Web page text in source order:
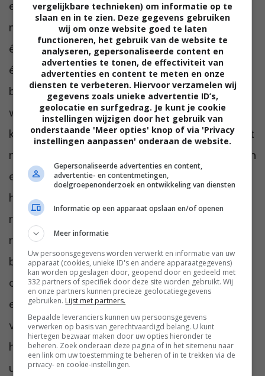
een veilig wachtwoord? Het wachtwoord
moet bestaan uit cijfers, letters en minimaal
één leesteken. Daarnaast moet het minimaal
één hoofdletter en één kleine letter
bevatten. Verder is het aan te raden dat het
wachtwoord tussen de acht en twintig
karakters lang is. Ook is het belangrijk dat het
niet eenvoudig te raden is, zoals de naam van
een kind of de geboortedatum. Daarnaast is
het essentieel dat het wachtwoord
regelmatig gewijzigd wordt. Ook komt er
regelmatig spam in de mailbox. Het is
belangrijk dat betrouwbare e-mails
onderscheiden worden van onbetrouwbare
e-mails. Alles over spam, internetveiligheid,
virusscanners en firewalls wordt uitgelegd in
het e-book ‘de computer eenvoudig
uitgelegd’.
vergelijkbare technieken) om informatie op te
slaan en in te zien. Deze gegevens gebruiken
wij om onze website goed te laten
functioneren, het gebruik van de website te
analyseren, gepersonaliseerde content en
advertenties te tonen, de effectiviteit van
advertenties en content te meten en onze
diensten te verbeteren. Hiervoor verzamelen wij
gegevens zoals unieke advertentie ID’s,
geolocatie en surfgedrag. Je kunt je cookie
instellingen wijzigen door het gebruik van
onderstaande 'Meer opties' knop of via 'Privacy
instellingen aanpassen' onderaan de website.
Gepersonaliseerde advertenties en content,
advertentie- en contentmetingen,
doelgroepenonderzoek en ontwikkeling van diensten
Informatie op een apparaat opslaan en/of openen
Meer informatie
Uw persoonsgegevens worden verwerkt en informatie van uw
apparaat (cookies, unieke ID's en andere apparaatgegevens)
kan worden opgeslagen door, geopend door en gedeeld met
332 partners of specifiek door deze site worden gebruikt. Wij
en onze partners kunnen precieze geolocatiegegevens
gebruiken. Lijst met partners.
Bepaalde leveranciers kunnen uw persoonsgegevens
verwerken op basis van gerechtvaardigd belang. U kunt
hiertegen bezwaar maken door uw opties hieronder te
beheren. Zoek onderaan deze pagina of in het sitemenu naar
een link om uw toestemming te beheren of in te trekken via de
privacy- en cookie-instellingen.